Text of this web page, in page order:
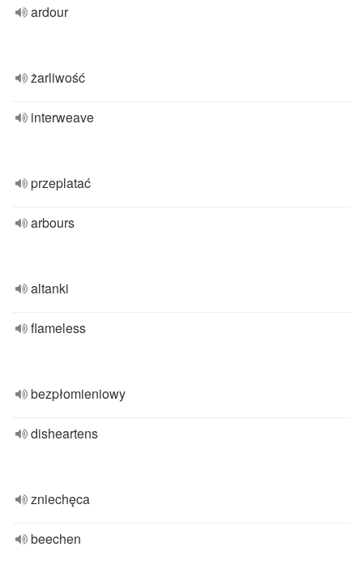
ardour
żarliwość
interweave
przeplatać
arbours
altanki
flameless
bezpłomieniowy
disheartens
zniechęca
beechen